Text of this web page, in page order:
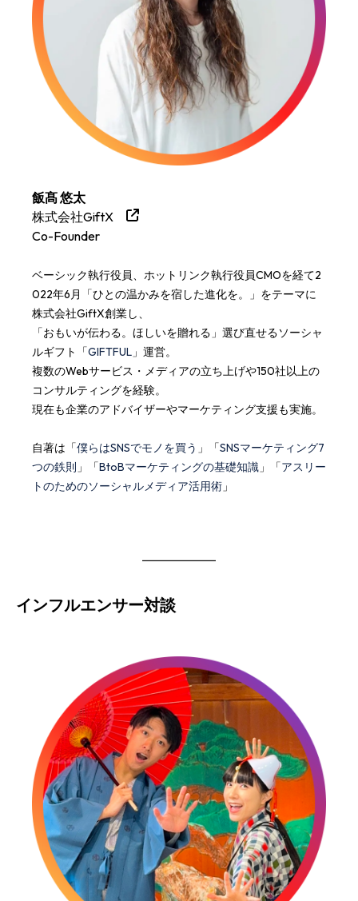
飯髙 悠太
株式会社GiftX
Co-Founder
ベーシック執行役員、ホットリンク執行役員CMOを経て2
022年6月「ひとの温かみを宿した進化を。」をテーマに
株式会社GiftX創業し、
「おもいが伝わる。ほしいを贈れる」選び直せるソーシャ
ルギフト「GIFTFUL 」運営。
複数のWebサービス・メディアの立ち上げや150社以上の
コンサルティングを経験。
現在も企業のアドバイザーやマーケティング支援も実施。
自著は「僕らはSNSでモノを買う 」「SNSマーケティング7
つの鉄則 」「BtoBマーケティングの基礎知識 」「アスリー
トのためのソーシャルメディア活用術 」
インフルエンサー対談